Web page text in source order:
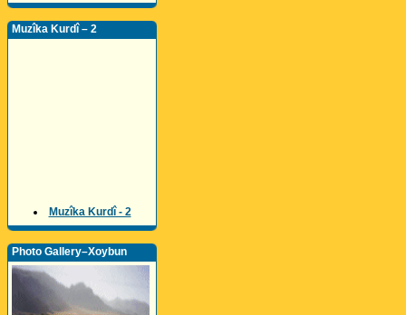
Muzîka Kurdî – 2
Muzîka Kurdî - 2
Photo Gallery–Xoybun